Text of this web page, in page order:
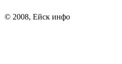
© 2008, Ейск инфо